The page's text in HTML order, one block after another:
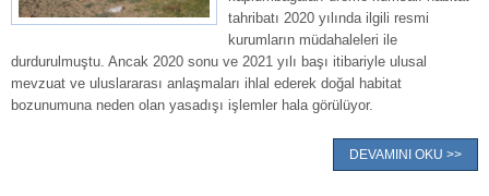
tahribatı 2020 yılında ilgili resmi
kurumların müdahaleleri ile
durdurulmuştu. Ancak 2020 sonu ve 2021 yılı başı itibariyle ulusal
mevzuat ve uluslararası anlaşmaları ihlal ederek doğal habitat
bozunumuna neden olan yasadışı işlemler hala görülüyor.
DEVAMINI OKU >>